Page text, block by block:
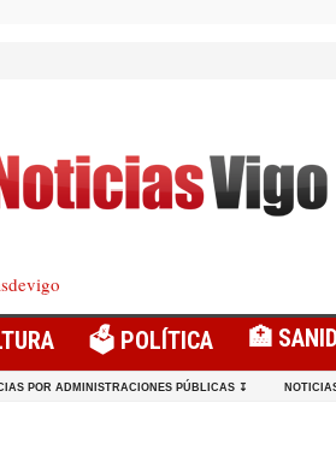
🗳️ POLÍTICA 🏥
POR ADMINISTRACIONES PÚBLICAS ↧